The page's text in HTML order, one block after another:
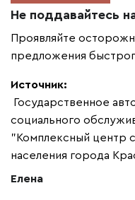
Не поддавайтесь
Проявляйте
предложения
Источник:
Государственное
социального
"Комплексный центр
населения города
Елена